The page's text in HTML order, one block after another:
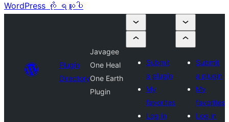
WordPress ကို ရယူပါ
Plugin
Directory
Javagee
One Heal
One Earth
Plugin
Submit
a plugin
My
favorites
Log in
Submit
a plugin
My
favorites
Log in